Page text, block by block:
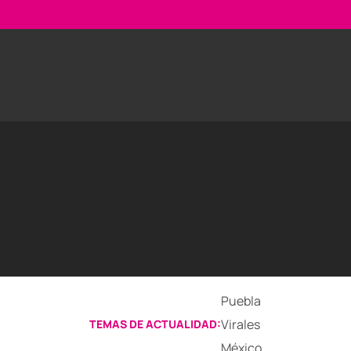
TEMAS DE ACTUALIDAD:
Puebla
Virales
México